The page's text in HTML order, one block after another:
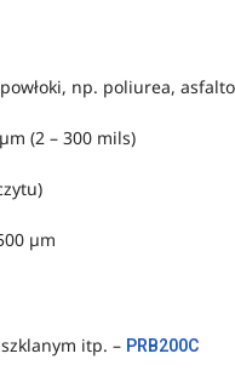
np. poliurea,
(2 – 300 mils)
µm
itp. – PRB200C